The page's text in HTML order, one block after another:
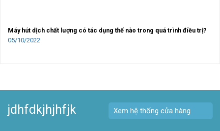
Máy hút dịch chất lượng có tác dụng thế nào trong quá trình điều trị?
05/10/2022
jdhfdkjhjhfjk Xem hệ thống cửa hàng